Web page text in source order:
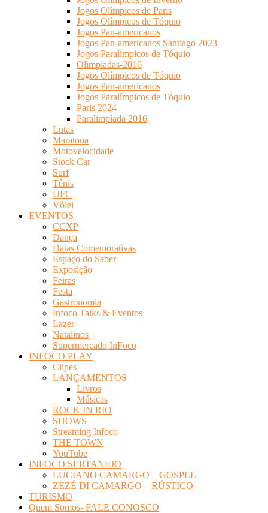
Jogos Olímpicos de Paris
Jogos Olímpicos de Tóquio
Jogos Pan-americanos
Jogos Pan-americanos Santiago 2023
Jogos Paralímpicos de Tóquio
Olimpíadas-2016
Jogos Olímpicos de Tóquio
Jogos Pan-americanos
Jogos Paralímpicos de Tóquio
Paris 2024
Paralimpíada 2016
Lutas
Maratona
Motovelocidade
Stock Car
Surf
Tênis
UFC
Vôlei
EVENTOS
CCXP
Dança
Datas Comemorativas
Espaço do Saber
Exposição
Feiras
Festa
Gastronomia
Infoco Talks & Eventos
Lazer
Natalinos
Supermercado InFoco
INFOCO PLAY
Clipes
LANÇAMENTOS
Livros
Músicas
ROCK IN RIO
SHOWS
Streaming Infoco
THE TOWN
YouTube
INFOCO SERTANEJO
LUCIANO CAMARGO – GOSPEL
ZEZÉ DI CAMARGO – RÚSTICO
TURISMO
Quem Somos- FALE CONOSCO